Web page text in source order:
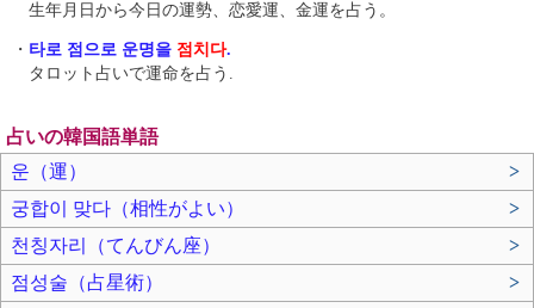
生年月日から今日の運勢、恋愛運、金運を占う。
・ 타로 점으로 운명을 점치다.
タロット占いで運命を占う.
占いの韓国語単語
운（運）
>
궁합이 맞다（相性がよい）
>
천칭자리（てんびん座）
>
점성술（占星術）
>